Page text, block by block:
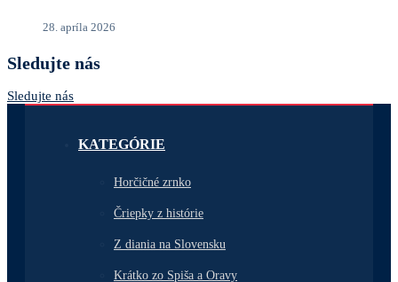
28. apríla 2026
Sledujte nás
Sledujte nás
KATEGÓRIE
Horčičné zrnko
Čriepky z histórie
Z diania na Slovensku
Krátko zo Spiša a Oravy